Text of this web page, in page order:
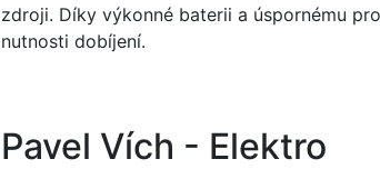
zdroji. Díky výkonné baterii a úspornému
nutnosti dobíjení.
Pavel Vích - Elektro